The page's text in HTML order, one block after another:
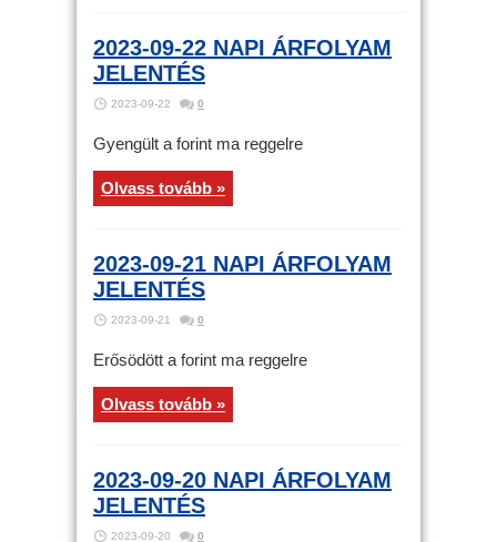
2023-09-22 NAPI ÁRFOLYAM
JELENTÉS
2023-09-22 0
Gyengült a forint ma reggelre
Olvass tovább »
2023-09-21 NAPI ÁRFOLYAM
JELENTÉS
2023-09-21 0
Erősödött a forint ma reggelre
Olvass tovább »
2023-09-20 NAPI ÁRFOLYAM
JELENTÉS
2023-09-20 0